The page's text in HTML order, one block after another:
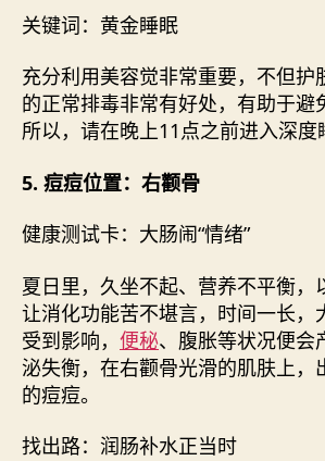
关键词：黄金睡眠
充分利用美容觉非常重要，不但护
的正常排毒非常有好处，有助于避
所以，请在晚上11点之前进入深度
5. 痘痘位置：右颧骨
健康测试卡：大肠闹“情绪”
夏日里，久坐不起、营养不平衡，
让消化功能苦不堪言，时间一长，
受到影响， 便秘、腹胀等状况便会
泌失衡，在右颧骨光滑的肌肤上，
的痘痘。
找出路：润肠补水正当时